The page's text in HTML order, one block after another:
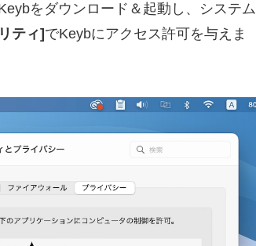
をダウンロード＆起動し、システム
ティ] でKeybにアクセス許可を与えま